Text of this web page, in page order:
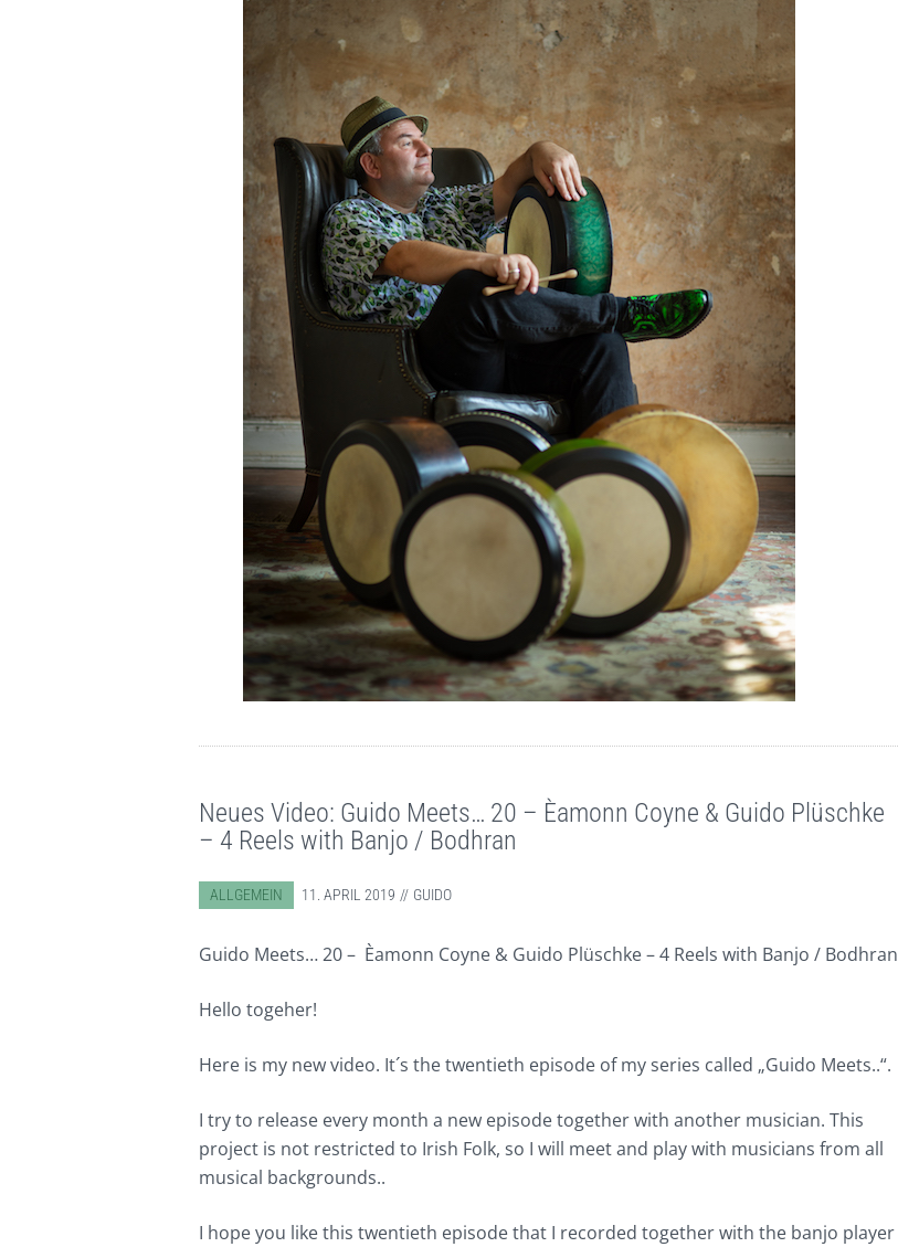
Neues Video: Guido Meets… 20 – Èamonn Coyne & Guido Plüschke
– 4 Reels with Banjo / Bodhran
ABGELEGT IN:
ALLGEMEIN 11. APRIL 2019 GUIDO
Guido Meets… 20 – Èamonn Coyne & Guido Plüschke – 4 Reels with Banjo / Bodhran
Hello togeher!
Here is my new video. It´s the twentieth episode of my series called „Guido Meets..“.
I try to release every month a new episode together with another musician. This
project is not restricted to Irish Folk, so I will meet and play with musicians from all
musical backgrounds..
I hope you like this twentieth episode that I recorded together with the banjo player